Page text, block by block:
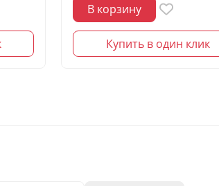
В корзину
Купить в один клик